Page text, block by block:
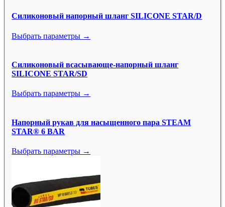
Силиконовый напорный шланг SILICONE STAR/D
Выбрать параметры →
Силиконовый всасывающе-напорный шланг
SILICONE STAR/SD
Выбрать параметры →
Напорный рукав для насыщенного пара STEAM
STAR® 6 BAR
Выбрать параметры →